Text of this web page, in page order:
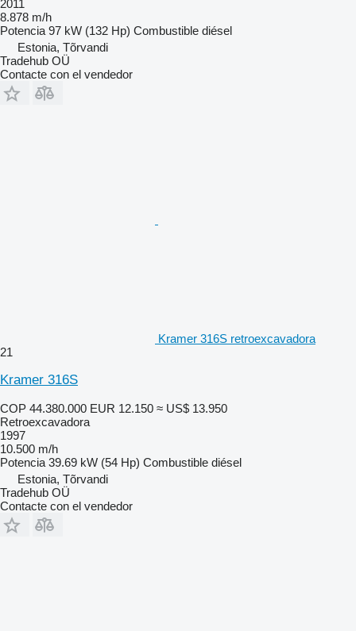
2011
8.878 m/h
Potencia 97 kW (132 Hp) Combustible diésel
Estonia, Tõrvandi
Tradehub OÜ
Contacte con el vendedor
Kramer 316S retroexcavadora
21
Kramer 316S
COP 44.380.000 EUR 12.150 ≈ US$ 13.950
Retroexcavadora
1997
10.500 m/h
Potencia 39.69 kW (54 Hp) Combustible diésel
Estonia, Tõrvandi
Tradehub OÜ
Contacte con el vendedor